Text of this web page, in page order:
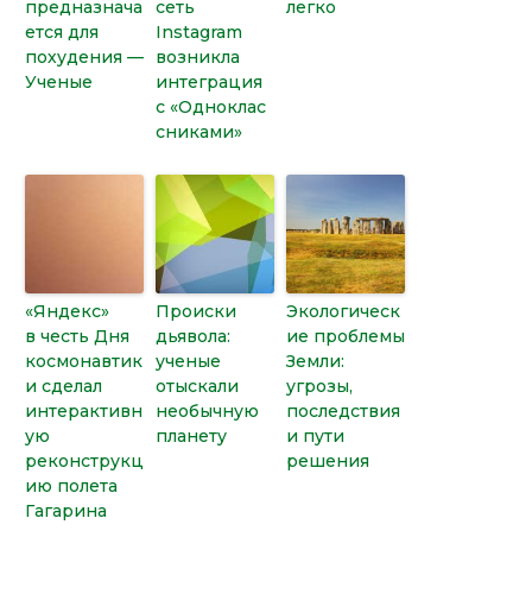
предназнача
ется для
похудения —
Ученые
сеть
Instagram
возникла
интеграция
с «Одноклас
сниками»
легко
«Яндекс»
в честь Дня
космонавтик
и сделал
интерактивн
ую
реконструкц
ию полета
Гагарина
Происки
дьявола:
ученые
отыскали
необычную
планету
Экологическ
ие проблемы
Земли:
угрозы,
последствия
и пути
решения